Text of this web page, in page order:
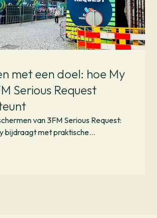
met een doel: hoe My
Serious Request
van 3FM Serious Request:
bijdraagt met praktische